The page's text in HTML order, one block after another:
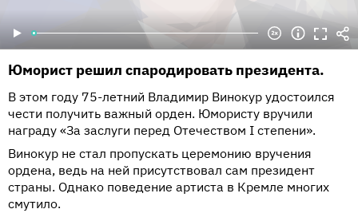
Юморист решил спародировать президента.
В этом году 75-летний Владимир Винокур удостоился
чести получить важный орден. Юмористу вручили
награду «За заслуги перед Отечеством I степени».
Винокур не стал пропускать церемонию вручения
ордена, ведь на ней присутствовал сам президент
страны. Однако поведение артиста в Кремле многих
смутило.